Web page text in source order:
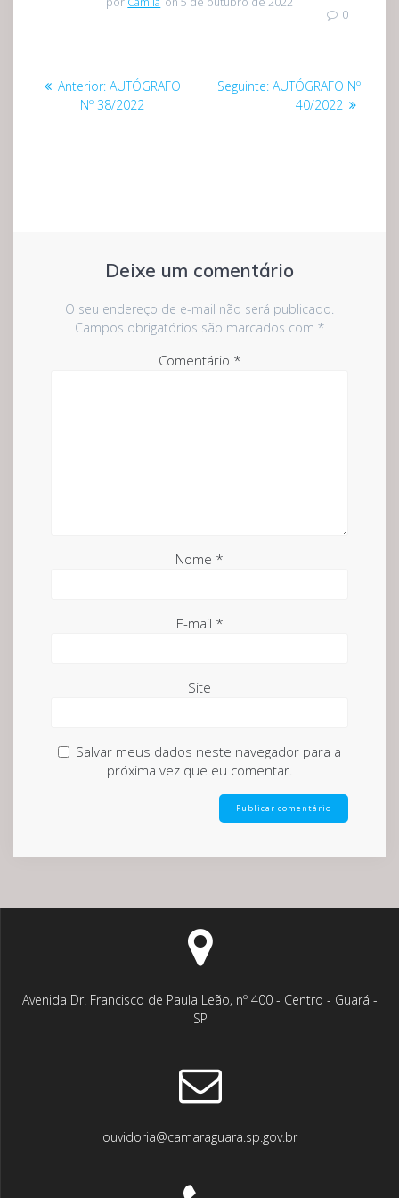
0
Navegação
Anterior: Post
anterior:
AUTÓGRAFO
Nº 38/2022
Seguinte: Post
seguinte:
AUTÓGRAFO Nº
40/2022
Deixe um comentário
O seu endereço de e-mail não será publicado.
Campos obrigatórios são marcados com *
Comentário *
Nome *
E-mail *
Site
Salvar meus dados neste navegador para a
próxima vez que eu comentar.
Avenida Dr. Francisco de Paula Leão, nº 400 - Centro - Guará -
SP
ouvidoria@camaraguara.sp.gov.br